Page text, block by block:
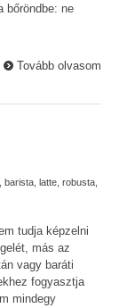
bőröndbe: ne
Tovább olvasom
barista latte robusta
tudja képzelni
más az
vagy baráti
fogyasztja
mindegy